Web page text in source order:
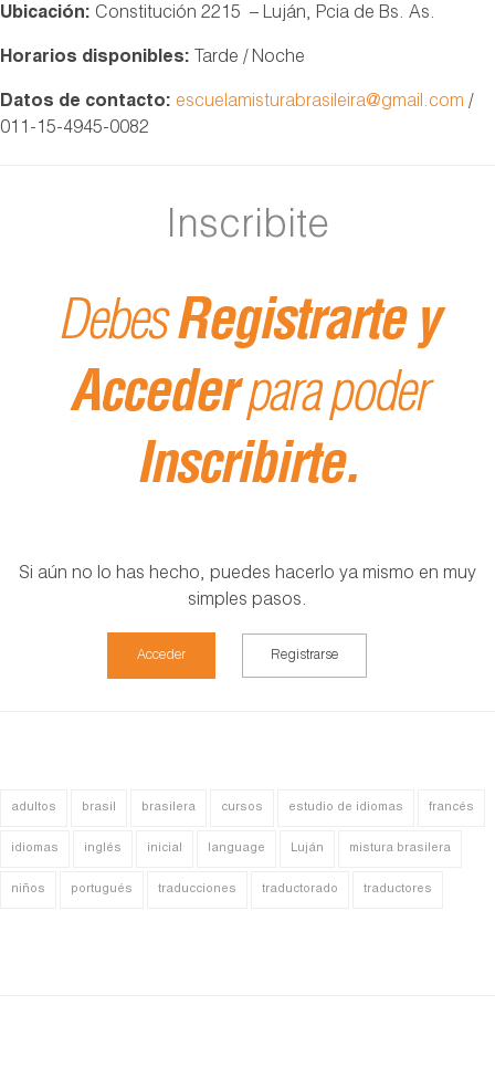
Ubicación: Constitución 2215 – Luján, Pcia de Bs. As.
Horarios disponibles: Tarde / Noche
Datos de contacto: escuelamisturabrasileira@gmail.com /
011-15-4945-0082
Inscribite
DebesRegistrarte y
Accederpara poder
Inscribirte.
Si aún no lo has hecho, puedes hacerlo ya mismo en muy
simples pasos.
Acceder Registrarse
adultos brasil brasilera cursos estudio de idiomas francés
idiomas inglés inicial language Luján mistura brasilera
niños portugués traducciones traductorado traductores